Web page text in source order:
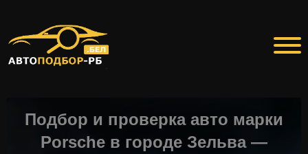
Подбор и проверка авто марки
Porsche в городе Зельва —